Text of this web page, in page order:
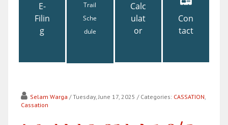
E-
Filin
g
Trail
Sche
dule
Calc
ulat
or
Con
tact
Selam Warga / Tuesday, June 17, 2025 / Categories: CASSATION,
Cassation